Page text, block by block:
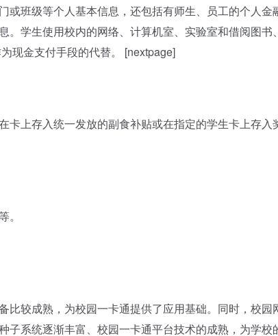
班级等个人基本信息，还包括有师生、员工的个人金
学生使用校内的网络、计算机室、实验室和借阅图书
现金支付手段的代替。 [nextpage]
上存入统一发放的副食补贴或在指定的学生卡上存入
较成熟，为校园一卡通提供了应用基础。同时，校园
系统逐渐丰富、校园一卡通平台技术的成熟，为学校